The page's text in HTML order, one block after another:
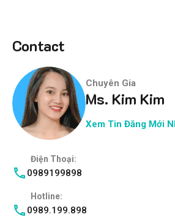
Contact
Chuyên Gia
Ms. Kim Kim
Xem Tin Đăng Mới
Điện Thoại:
0989199898
Hotline:
0989.199.898